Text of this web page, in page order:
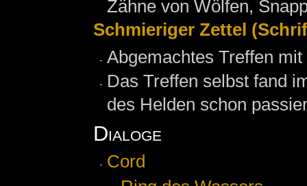
Zähne von Wölfen,
Schmieriger Zettel
Abgemachtes Treffen
Das Treffen selbst fand
des Helden schon
Dialoge
Cord